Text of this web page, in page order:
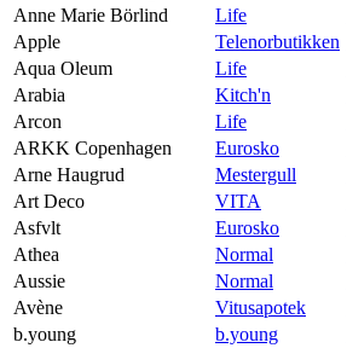
Anne Marie Börlind
Life
Apple
Telenorbutikken
Aqua Oleum
Life
Arabia
Kitch'n
Arcon
Life
ARKK Copenhagen
Eurosko
Arne Haugrud
Mestergull
Art Deco
VITA
Asfvlt
Eurosko
Athea
Normal
Aussie
Normal
Avène
Vitusapotek
b.young
b.young